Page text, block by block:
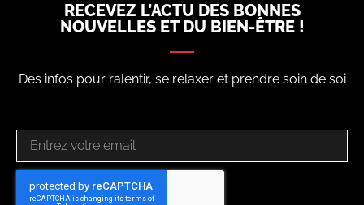
RECEVEZ L’ACTU DES BONNES
NOUVELLES ET DU BIEN-ÊTRE !
Des infos pour ralentir, se relaxer et prendre soin de soi